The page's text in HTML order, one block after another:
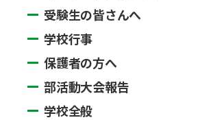
受験生の皆さんへ
学校行事
保護者の方へ
部活動大会報告
学校全般